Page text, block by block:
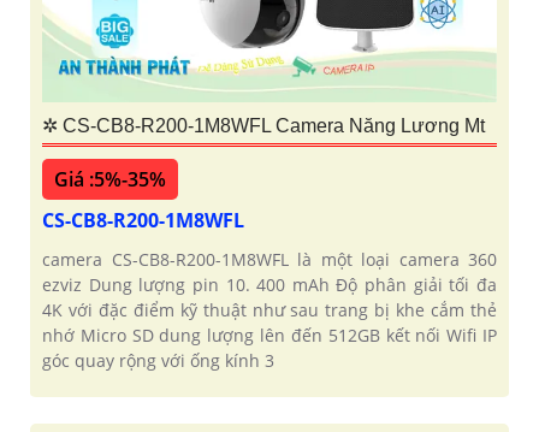
✲ CS-CB8-R200-1M8WFL Camera Năng Lương Mt
Giá :5%-35%
CS-CB8-R200-1M8WFL
camera CS-CB8-R200-1M8WFL là một loại camera 360
ezviz Dung lượng pin 10. 400 mAh Độ phân giải tối đa
4K với đặc điểm kỹ thuật như sau trang bị khe cắm thẻ
nhớ Micro SD dung lượng lên đến 512GB kết nối Wifi IP
góc quay rộng với ống kính 3